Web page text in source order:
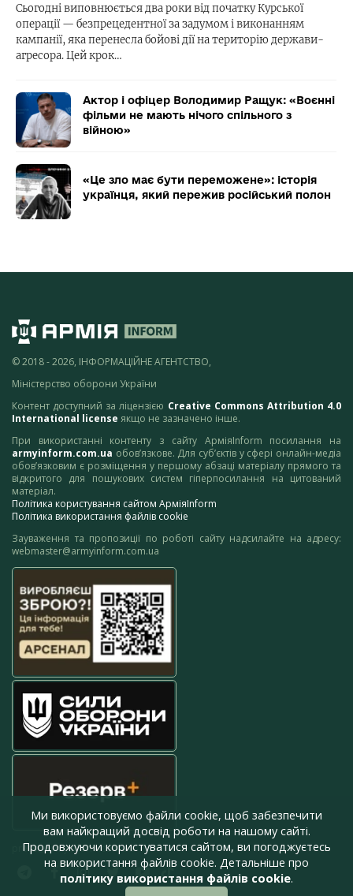
Сьогодні виповнюється два роки від початку Курської
операції — безпрецедентної за задумом і виконанням
кампанії, яка перенесла бойові дії на територію держави-
агресора. Цей крок…
Актор і офіцер Володимир Ращук: «Воєнні
фільми не мають нічого спільного з
війною»
«Це зло має бути переможене»: історія
українця, який пережив російський полон
© 2018 - 2026, ІНФОРМАЦІЙНЕ АГЕНТСТВО,
Міністерство оборони України
Контент доступний за ліцензією Creative Commons Attribution 4.0
International license якщо не зазначено інше.
При використанні контенту з сайту АрміяInform посилання на
armyinform.com.ua обов’язкове. Для суб’єктів у сфері онлайн-медіа
обов’язковим є розміщення у першому абзаці матеріалу прямого та
відкритого для пошукових систем гіперпосилання на цитований
матеріал.
Політика користування сайтом АрміяInform
Політика використання файлів cookie
Зауваження та пропозиції по роботі сайту надсилайте на адресу:
webmaster@armyinform.com.ua
press@armyinform.com.ua
Ми використовуємо файли cookie, щоб забезпечити
вам найкращий досвід роботи на нашому сайті.
Продовжуючи користуватися сайтом, ви погоджуєтесь
на використання файлів cookie. Детальніше про
політику використання файлів cookie.